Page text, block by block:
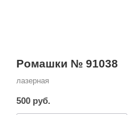
Ромашки № 91038
лазерная
500 руб.